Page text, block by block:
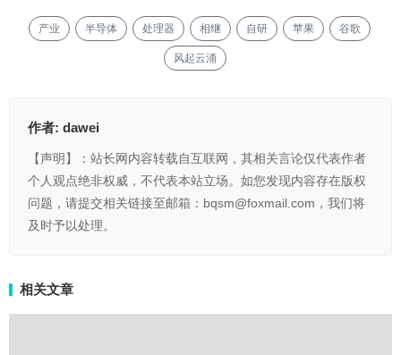
产业 半导体 处理器 相继 自研 苹果 谷歌
风起云涌
作者: dawei
【声明】：站长网内容转载自互联网，其相关言论仅代表作者
个人观点绝非权威，不代表本站立场。如您发现内容存在版权
问题，请提交相关链接至邮箱：bqsm@foxmail.com，我们将
及时予以处理。
相关文章